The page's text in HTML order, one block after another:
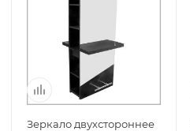
Зеркало двухстороннее